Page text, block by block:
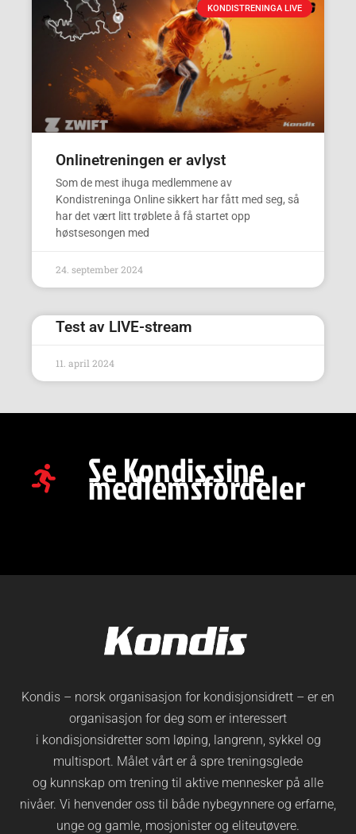
KONDISTRENINGA LIVE
Onlinetreningen er avlyst
Som de mest ihuga medlemmene av
Kondistreninga Online sikkert har fått med seg, så
har det vært litt trøblete å få startet opp
høstsesongen med
24. september 2024
Test av LIVE-stream
11. april 2024
Se Kondis sine
medlemsfordeler
Kondis – norsk organisasjon for kondisjonsidrett – er en
organisasjon for deg som er interessert
i kondisjonsidretter som løping, langrenn, sykkel og
multisport. Målet vårt er å spre treningsglede
og kunnskap om trening til aktive mennesker på alle
nivåer. Vi henvender oss til både nybegynnere og erfarne,
unge og gamle, mosjonister og eliteutøvere.